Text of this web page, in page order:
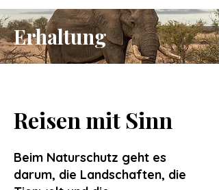
Erhaltung
Reisen mit Sinn
Beim Naturschutz geht es
darum, die Landschaften, die